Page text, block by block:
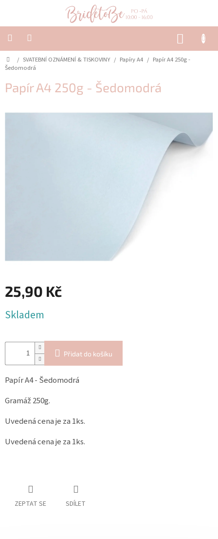
SVATEBNÍ
OZNÁMENÍ
DEKORACE
Přihlášení
Domů
/ SVATEBNÍ OZNÁMENÍ & TISKOVINY / Papíry A4 / Papír A4 250g -
Šedomodrá
Papír A4 250g - Šedomodrá
25,90 Kč
cena:
Skladem
Přidat do košíku
Papír A4 - Šedomodrá
Gramáž 250g.
Uvedená cena je za 1ks.
Uvedená cena je za 1ks.
ZEPTAT SE SDÍLET